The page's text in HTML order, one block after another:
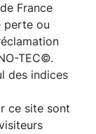
France
perte ou
TEC©.
des indices
ce site sont